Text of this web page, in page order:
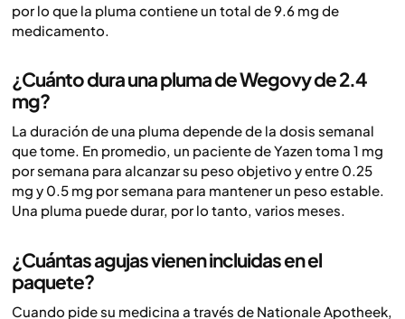
por lo que la pluma contiene un total de 9.6 mg de
medicamento.
¿Cuánto dura una pluma de Wegovy de 2.4
mg?
La duración de una pluma depende de la dosis semanal
que tome. En promedio, un paciente de Yazen toma 1 mg
por semana para alcanzar su peso objetivo y entre 0.25
mg y 0.5 mg por semana para mantener un peso estable.
Una pluma puede durar, por lo tanto, varios meses.
¿Cuántas agujas vienen incluidas en el
paquete?
Cuando pide su medicina a través de Nationale Apotheek,